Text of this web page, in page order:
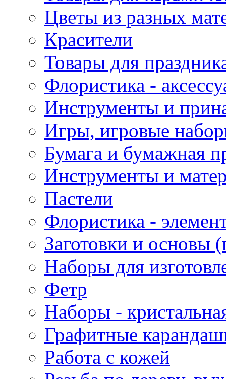
Цветы из разных
Красители
Товары для
Флористика -
Инструменты и
Игры, игровые
Бумага и бумажная
Инструменты и
Пастели
Флористика -
Заготовки и основы
Наборы для
Фетр
Наборы -
Графитные
Работа с кожей